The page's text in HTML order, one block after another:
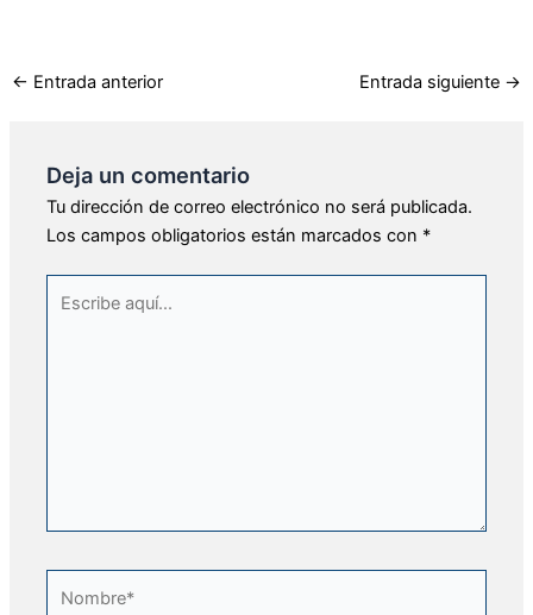
← Entrada anterior Entrada siguiente →
Deja un comentario
Tu dirección de correo electrónico no será publicada.
Los campos obligatorios están marcados con *